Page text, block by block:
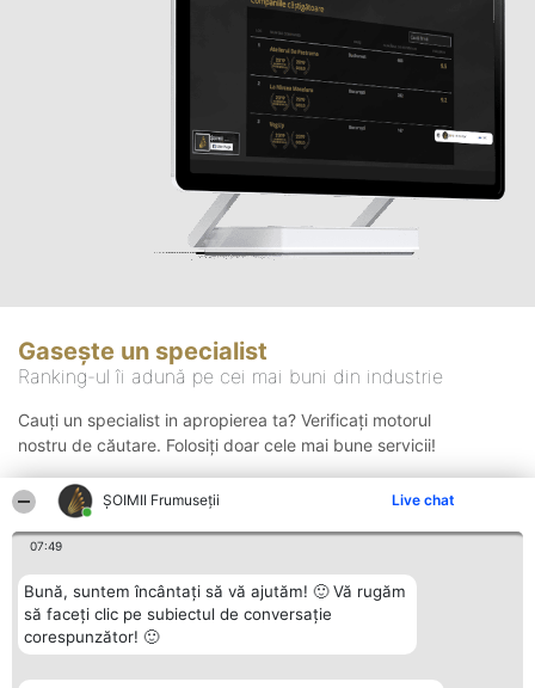
ȘOIMII Frumuseții Live chat
07:49
Bună, suntem încântați să vă ajutăm! 🙂 Vă rugăm
să faceți clic pe subiectul de conversație
corespunzător! 🙂
Gasește un specialist
Ranking-ul îi adună pe cei mai buni din industrie
Cauți un specialist in apropierea ta? Verificați motorul
nostru de căutare. Folosiți doar cele mai bune servicii!